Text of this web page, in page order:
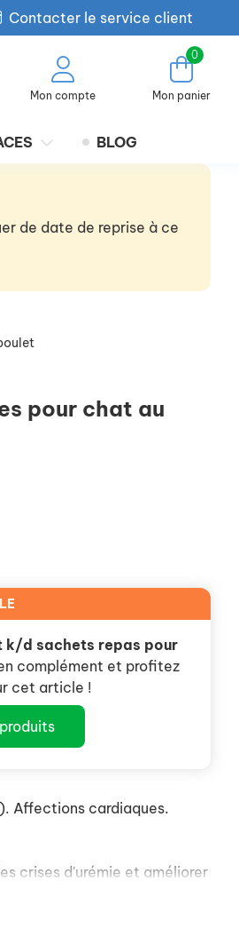
Contacter le service client
Mon compte
0
Mon panier
BLOG
de date de reprise à ce
pour chat au
k/d sachets repas pour
complément et profitez
cet article !
Affections cardiaques.
crises d'urémie et améliorer